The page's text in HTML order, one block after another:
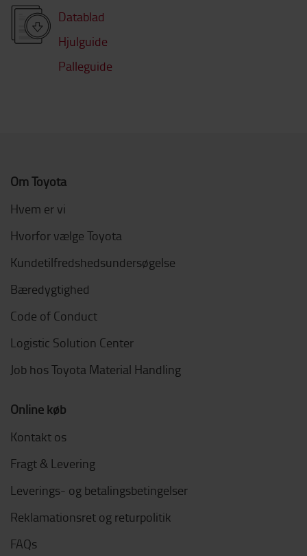
Datablad
Hjulguide
Palleguide
Om Toyota
Hvem er vi
Hvorfor vælge Toyota
Kundetilfredshedsundersøgelse
Bæredygtighed
Code of Conduct
Logistic Solution Center
Job hos Toyota Material Handling
Online køb
Kontakt os
Fragt & Levering
Leverings- og betalingsbetingelser
Reklamationsret og returpolitik
FAQs